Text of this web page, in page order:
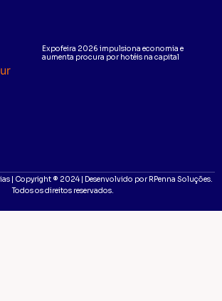
Expofeira 2026 impulsiona economia e
aumenta procura por hotéis na capital
| Copyright ® 2024 | Desenvolvido por RPenna Soluções.
Todos os direitos reservados.